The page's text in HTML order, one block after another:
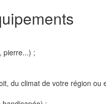
pierre...) ;
du climat de votre région ou